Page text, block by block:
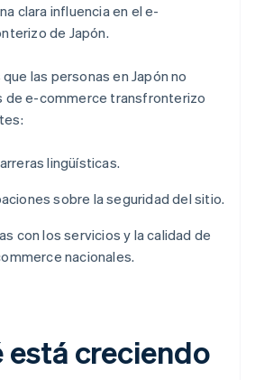
clara influencia en el e-
de Japón.
las personas en Japón no
de e-commerce transfronterizo
lingüísticas.
sobre la seguridad del sitio.
con los servicios y la calidad de
nacionales.
está creciendo